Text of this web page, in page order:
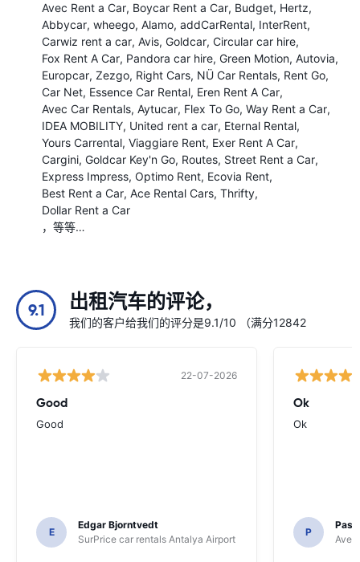
Avec Rent a Car Boycar Rent a Car Budget Hertz
Abbycar wheego Alamo addCarRental InterRent
Carwiz rent a car Avis Goldcar Circular car hire
Fox Rent A Car Pandora car hire Green Motion Autovia
Europcar Zezgo Right Cars NÜ Car Rentals Rent Go
Car Net Essence Car Rental Eren Rent A Car
Avec Car Rentals Aytucar Flex To Go Way Rent a Car
IDEA MOBILITY United rent a car Eternal Rental
Yours Carrental Viaggiare Rent Exer Rent A Car
Cargini Goldcar Key'n Go Routes Street Rent a Car
Express Impress Optimo Rent Ecovia Rent
Best Rent a Car Ace Rental Cars Thrifty
Dollar Rent a Car
，等等…
9.1 出租汽车的评论，
我们的客户给我们的评分是9.1/10 （满分12842
22-07-2026
Good
Good
E
Edgar Bjorntvedt
SurPrice car rentals Antalya Airport
Ok
Ok
P
Avec